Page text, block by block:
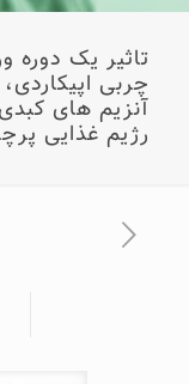
تاثیر یک دوره
چربی
آنزیم های
رژیم غذایی